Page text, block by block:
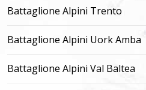
Battaglione Alpini Trento
Battaglione Alpini Uork Amba
Battaglione Alpini Val Baltea